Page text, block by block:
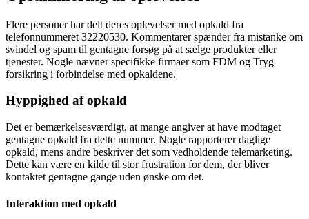
Flere personer har delt deres oplevelser med opkald fra
telefonnummeret 32220530. Kommentarer spænder fra mistanke om
svindel og spam til gentagne forsøg på at sælge produkter eller
tjenester. Nogle nævner specifikke firmaer som FDM og Tryg
forsikring i forbindelse med opkaldene.
Hyppighed af opkald
Det er bemærkelsesværdigt, at mange angiver at have modtaget
gentagne opkald fra dette nummer. Nogle rapporterer daglige
opkald, mens andre beskriver det som vedholdende telemarketing.
Dette kan være en kilde til stor frustration for dem, der bliver
kontaktet gentagne gange uden ønske om det.
Interaktion med opkald